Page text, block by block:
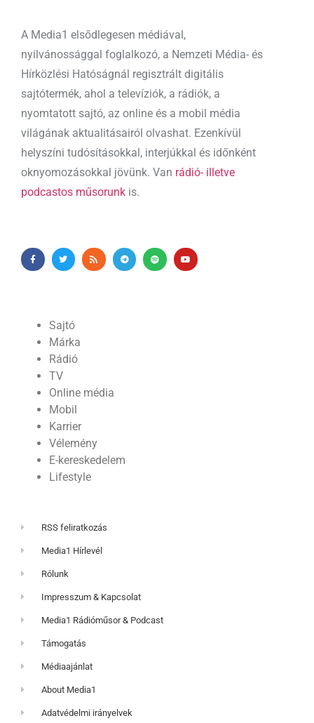
A Media1 elsődlegesen médiával,
nyilvánossággal foglalkozó, a Nemzeti Média- és
Hírközlési Hatóságnál regisztrált digitális
sajtótermék, ahol a televíziók, a rádiók, a
nyomtatott sajtó, az online és a mobil média
világának aktualitásairól olvashat. Ezenkívül
helyszíni tudósításokkal, interjúkkal és időnként
oknyomozásokkal jövünk. Van rádió- illetve
podcastos műsorunk is.
Sajtó
Márka
Rádió
TV
Online média
Mobil
Karrier
Vélemény
E-kereskedelem
Lifestyle
RSS feliratkozás
Media1 Hírlevél
Rólunk
Impresszum & Kapcsolat
Media1 Rádióműsor & Podcast
Támogatás
Médiaajánlat
About Media1
Adatvédelmi irányelvek